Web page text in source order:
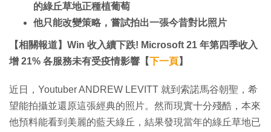
的綠丘草地正種植葡萄
他只能改變策略，嘗試拍出一張今昔對比照片
【相關報道】Win 收入續下跌! Microsoft 21 年第四季收入
增 21% 各服務未有受疫情影響【下一頁】
近日，Youtuber ANDREW LEVITT 就到索諾馬谷朝聖，希
望能拍攝並還原這張經典的照片。然而現實十分殘酷，本來
他預料能看到美麗的藍天綠丘，結果發現當年的綠丘草地已